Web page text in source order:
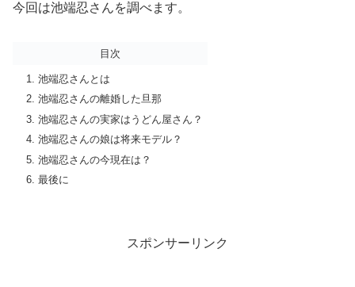
今回は池端忍さんを調べます。
目次
池端忍さんとは
池端忍さんの離婚した旦那
池端忍さんの実家はうどん屋さん？
池端忍さんの娘は将来モデル？
池端忍さんの今現在は？
最後に
スポンサーリンク